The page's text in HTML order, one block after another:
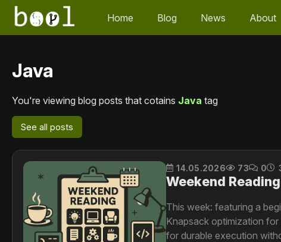
Home Blog News About
Java
You're viewing blog posts that cotains Java tag
See all posts
14.05.2026 73 0
Weekend
This week: featuring a
Knapsack optimization
for durable execution